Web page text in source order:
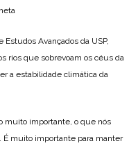
Avançados da USP,
rios que sobrevoam os céus da
a estabilidade climática da
muito importante, o que nós
É muito importante para manter